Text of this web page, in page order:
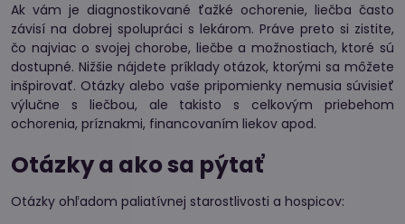
Ak vám je diagnostikované ťažké ochorenie, liečba často
závisí na dobrej spolupráci s lekárom. Práve preto si zistite,
čo najviac o svojej chorobe, liečbe a možnostiach, ktoré sú
dostupné. Nižšie nájdete príklady otázok, ktorými sa môžete
inšpirovať. Otázky alebo vaše pripomienky nemusia súvisieť
výlučne s liečbou, ale takisto s celkovým priebehom
ochorenia, príznakmi, financovaním liekov apod.
Otázky a ako sa pýtať
Otázky ohľadom paliatívnej starostlivosti a hospicov: